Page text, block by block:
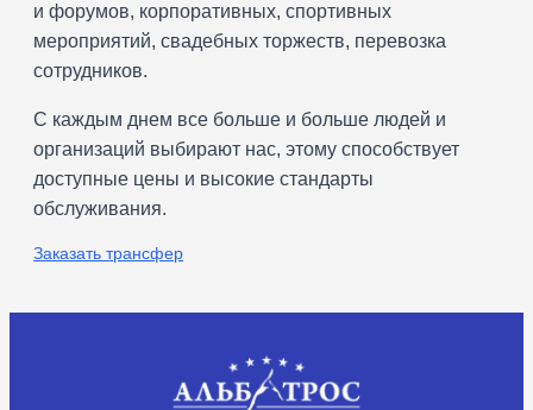
и форумов, корпоративных, спортивных
мероприятий, свадебных торжеств, перевозка
сотрудников.
С каждым днем все больше и больше людей и
организаций выбирают нас, этому способствует
доступные цены и высокие стандарты
обслуживания.
Заказать трансфер